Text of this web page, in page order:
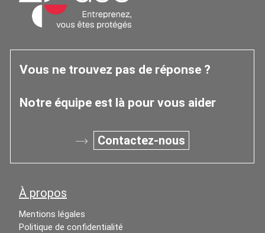
Vous ne trouvez pas de réponse ?
Notre équipe est là pour vous aider
Contactez-nous
À propos
Mentions légales
Politique de confidentialité